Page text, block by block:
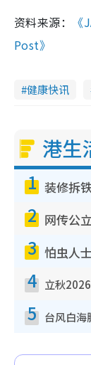
资料来源：
Post》
健康快讯
港生
1
2
3
4
5